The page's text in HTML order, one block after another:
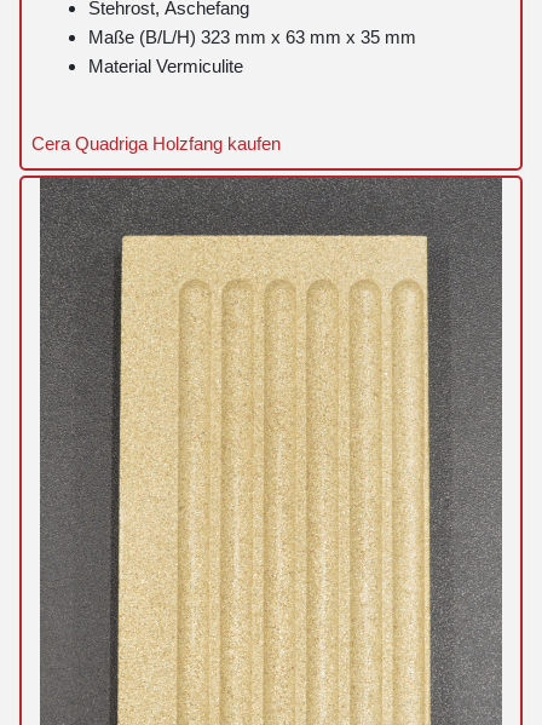
Stehrost, Aschefang
Maße (B/L/H) 323 mm x 63 mm x 35 mm
Material Vermiculite
Cera Quadriga Holzfang kaufen